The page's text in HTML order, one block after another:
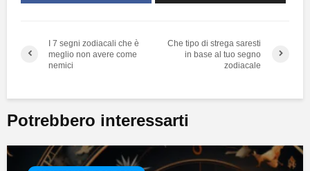
I 7 segni zodiacali che è
meglio non avere come
nemici
Che tipo di strega saresti
in base al tuo segno
zodiacale
Potrebbero interessarti